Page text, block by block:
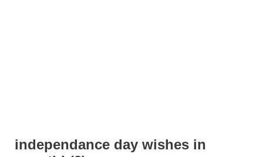
independance day wishes in